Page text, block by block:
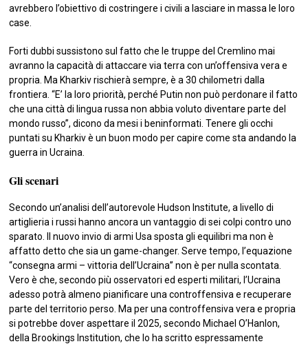
avrebbero l’obiettivo di costringere i civili a lasciare in massa le loro
case.
Forti dubbi sussistono sul fatto che le truppe del Cremlino mai
avranno la capacità di attaccare via terra con un’offensiva vera e
propria. Ma Kharkiv rischierà sempre, è a 30 chilometri dalla
frontiera. “E’ la loro priorità, perché Putin non può perdonare il fatto
che una città di lingua russa non abbia voluto diventare parte del
mondo russo”, dicono da mesi i beninformati. Tenere gli occhi
puntati su Kharkiv è un buon modo per capire come sta andando la
guerra in Ucraina.
Gli scenari
Secondo un’analisi dell’autorevole Hudson Institute, a livello di
artiglieria i russi hanno ancora un vantaggio di sei colpi contro uno
sparato. Il nuovo invio di armi Usa sposta gli equilibri ma non è
affatto detto che sia un game-changer. Serve tempo, l’equazione
“consegna armi – vittoria dell’Ucraina” non è per nulla scontata.
Vero è che, secondo più osservatori ed esperti militari, l’Ucraina
adesso potrà almeno pianificare una controffensiva e recuperare
parte del territorio perso. Ma per una controffensiva vera e propria
si potrebbe dover aspettare il 2025, secondo Michael O’Hanlon,
della Brookings Institution, che lo ha scritto espressamente